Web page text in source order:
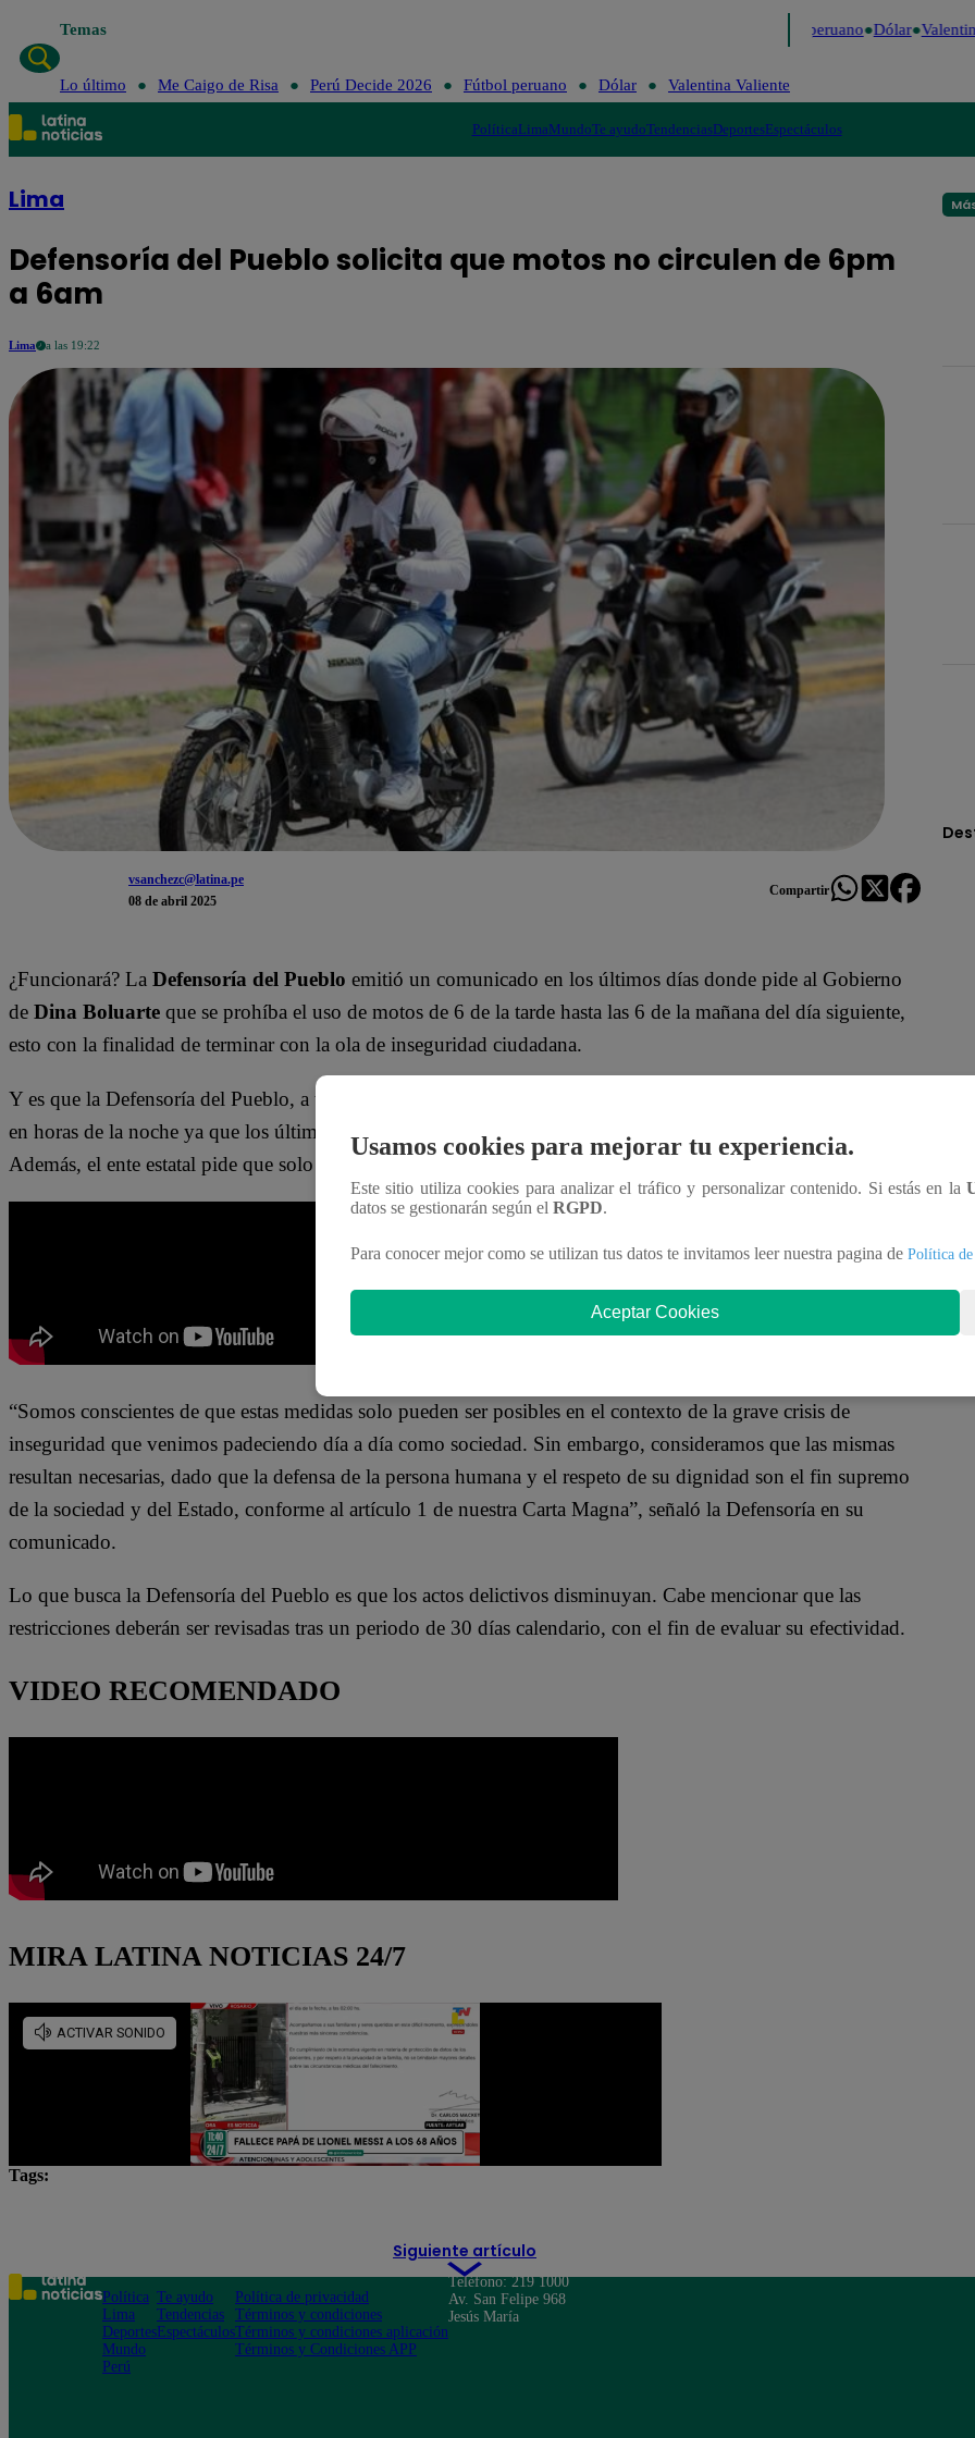
Temas Fútbol peruano Dólar
Lo último Me Caigo de Risa Perú Decide 2026 Fútbol peruano Dólar Valentina Valiente
PolíticaLimaMundoTe ayudoTendenciasDeportesEspectáculos
Lima
Defensoría del Pueblo solicita que motos no circulen de 6pm
a 6am
Lima a las 19:22
vsanchezc@latina.pe
08 de abril 2025
Compartir
¿Funcionará? La Defensoría del Pueblo emitió un comunicado en los últimos días donde pide al Gobierno
de Dina Boluarte que se prohíba el uso de motos de 6 de la tarde hasta las 6 de la mañana del día siguiente,
esto con la finalidad de terminar con la ola de inseguridad ciudadana.
Y es que la Defensoría del Pueblo, a través de un comunicado, pide al Gobierno que no se utilicen las motos
en horas de la noche ya que los últimos casos de asaltos, sicariatos y más, han sido en esos vehículos.
Además, el ente estatal pide que solo una persona se movilice en este medio de transporte.
“Somos conscientes de que estas medidas solo pueden ser posibles en el contexto de la grave crisis de
inseguridad que venimos padeciendo día a día como sociedad. Sin embargo, consideramos que las mismas
resultan necesarias, dado que la defensa de la persona humana y el respeto de su dignidad son el fin supremo
de la sociedad y del Estado, conforme al artículo 1 de nuestra Carta Magna”, señaló la Defensoría en su
comunicado.
Lo que busca la Defensoría del Pueblo es que los actos delictivos disminuyan. Cabe mencionar que las
restricciones deberán ser revisadas tras un periodo de 30 días calendario, con el fin de evaluar su efectividad.
VIDEO RECOMENDADO
MIRA LATINA NOTICIAS 24/7
Tags:
Siguiente artículo
Usamos cookies para mejorar tu experiencia.
Este sitio utiliza cookies para analizar el tráfico y personalizar contenido. Si estás en la
datos se gestionarán según el RGPD.
Para conocer mejor como se utilizan tus datos te invitamos leer nuestra pagina de Política
Aceptar Cookies
Política
Lima
Deportes
Mundo
Perú
Te ayudo
Tendencias
Espectáculos
Política de privacidad
Términos y condiciones
Términos y condiciones aplicación
Términos y Condiciones APP
Teléfono: 219 1000
Av. San Felipe 968
Jesús María